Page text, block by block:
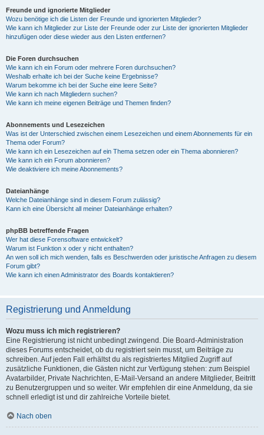
Freunde und ignorierte Mitglieder
Wozu benötige ich die Listen der Freunde und ignorierten Mitglieder?
Wie kann ich Mitglieder zur Liste der Freunde oder zur Liste der ignorierten Mitglieder
hinzufügen oder diese wieder aus den Listen entfernen?
Die Foren durchsuchen
Wie kann ich ein Forum oder mehrere Foren durchsuchen?
Weshalb erhalte ich bei der Suche keine Ergebnisse?
Warum bekomme ich bei der Suche eine leere Seite?
Wie kann ich nach Mitgliedern suchen?
Wie kann ich meine eigenen Beiträge und Themen finden?
Abonnements und Lesezeichen
Was ist der Unterschied zwischen einem Lesezeichen und einem Abonnements für ein
Thema oder Forum?
Wie kann ich ein Lesezeichen auf ein Thema setzen oder ein Thema abonnieren?
Wie kann ich ein Forum abonnieren?
Wie deaktiviere ich meine Abonnements?
Dateianhänge
Welche Dateianhänge sind in diesem Forum zulässig?
Kann ich eine Übersicht all meiner Dateianhänge erhalten?
phpBB betreffende Fragen
Wer hat diese Forensoftware entwickelt?
Warum ist Funktion x oder y nicht enthalten?
An wen soll ich mich wenden, falls es Beschwerden oder juristische Anfragen zu diesem
Forum gibt?
Wie kann ich einen Administrator des Boards kontaktieren?
Registrierung und Anmeldung
Wozu muss ich mich registrieren?
Eine Registrierung ist nicht unbedingt zwingend. Die Board-Administration
dieses Forums entscheidet, ob du registriert sein musst, um Beiträge zu
schreiben. Auf jeden Fall erhältst du als registriertes Mitglied Zugriff auf
zusätzliche Funktionen, die Gästen nicht zur Verfügung stehen: zum Beispiel
Avatarbilder, Private Nachrichten, E-Mail-Versand an andere Mitglieder, Beitritt
zu Benutzergruppen und so weiter. Wir empfehlen dir eine Anmeldung, da sie
schnell erledigt ist und dir zahlreiche Vorteile bietet.
Nach oben